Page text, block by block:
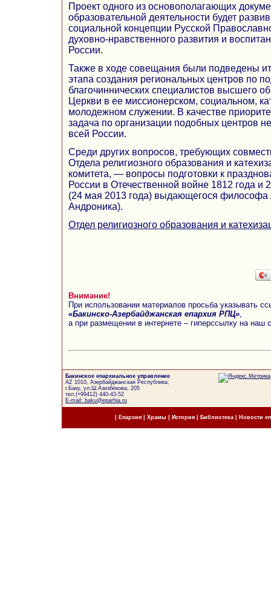
Проект одного из основополагающих
образовательной деятельности будет
социальной концепции Русской
духовно-нравственного развития и
России.
Также в ходе совещания были подведены
этапа создания региональных центров по
благочиннических специалистов высшего
Церкви в ее миссионерском, социальном,
молодежном служении. В качестве
задача по организации подобных центров
всей России.
Среди других вопросов, требующих
Отдела религиозного образования и
комитета, — вопросы подготовки к
России в Отечественной войне 1812 года и
(24 мая 2013 года) выдающегося
Андроника).
Отдел религиозного образования и
Внимание!
При использовании материалов просьба указывать
«Бакинско-Азербайджанская епархия РПЦ»
а при размещении в интернете – гиперссылку на наш
Бакинское епархиальное управление
AZ 1010, Азербайджанская Республика,
г.Баку, ул.Ш.Азизбекова, 205
тел.(+99412) 440-43-52
E-mail: baku@eparhia.ru
Епархия| Храмы История| Библиотека Новости